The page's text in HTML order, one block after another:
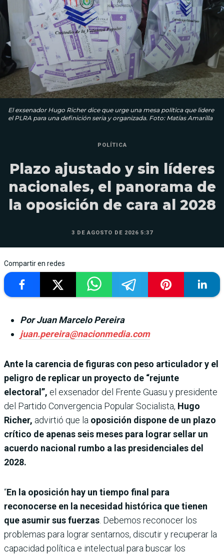
El exsenador Hugo Richer dice que urge una mesa política que lidere
el PLRA para una definición seria y organizada. Foto: Matías Amarilla
POLÍTICA
Plazo ajustado y sin líderes
nacionales, el panorama de
la oposición de cara al 2028
3 DE AGOSTO DE 2026 5:37
Compartir en redes
Por Juan Marcelo Pereira
juan.pereira@nacionmedia.com
Ante la carencia de figuras con peso articulador y el
peligro de replicar un proyecto de “rejunte
electoral”, el exsenador del Frente Guasu y presidente
del Partido Convergencia Popular Socialista, Hugo
Richer, advirtió que la oposición dispone de un plazo
crítico de apenas seis meses para lograr sellar un
acuerdo nacional rumbo a las presidenciales del
2028.
“En la oposición hay un tiempo final para
reconocerse en la necesidad histórica que tienen
que asumir sus fuerzas. Debemos reconocer los
problemas para lograr sentarnos, discutir y recuperar la
capacidad política e intelectual para buscar los